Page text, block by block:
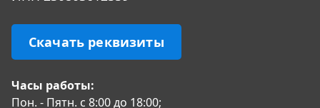
Скачать реквизиты
Часы работы:
Пон. - Пятн. с 8:00 до 18:00;